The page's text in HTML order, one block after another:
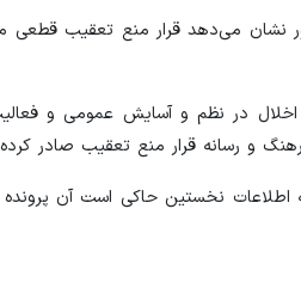
نشان می‌دهد قرار منع تعقیب قطعی
در نظم و آسایش عمومی و
اطلاعات نخستین حاکی است آن